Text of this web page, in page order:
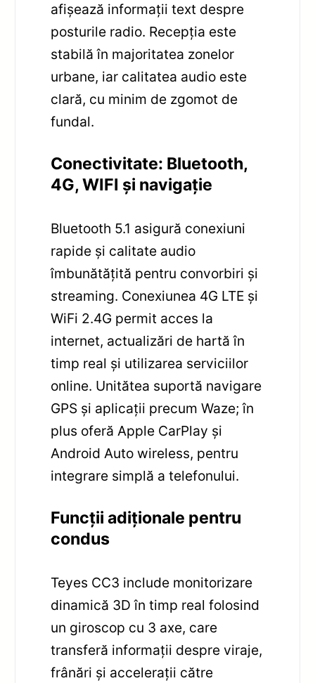
afișează informații text despre
posturile radio. Recepția este
stabilă în majoritatea zonelor
urbane, iar calitatea audio este
clară, cu minim de zgomot de
fundal.
Conectivitate: Bluetooth,
4G, WIFI și navigație
Bluetooth 5.1 asigură conexiuni
rapide și calitate audio
îmbunătățită pentru convorbiri și
streaming. Conexiunea 4G LTE și
WiFi 2.4G permit acces la
internet, actualizări de hartă în
timp real și utilizarea serviciilor
online. Unitătea suportă navigare
GPS și aplicații precum Waze; în
plus oferă Apple CarPlay și
Android Auto wireless, pentru
integrare simplă a telefonului.
Funcții adiționale pentru
condus
Teyes CC3 include monitorizare
dinamică 3D în timp real folosind
un giroscop cu 3 axe, care
transferă informații despre viraje,
frânări și accelerații către